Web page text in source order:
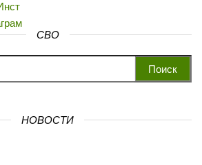
СВО
НОВОСТИ